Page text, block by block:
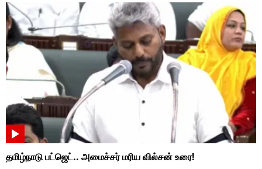
தமிழ்நாடு பட்ஜெட்.. அமைச்சர் மரிய வில்சன் உரை!